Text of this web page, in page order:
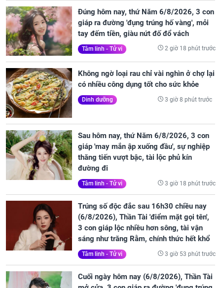
Đúng hôm nay, thứ Năm 6/8/2026, 3 con
giáp ra đường 'đụng trúng hố vàng', mỏi
tay đếm tiền, giàu nứt đố đổ vách
Tâm linh - Tử vi 2 giờ 18 phút trước
Không ngờ loại rau chỉ vài nghìn ở chợ lại
có nhiều công dụng tốt cho sức khỏe
Dinh dưỡng 3 giờ 8 phút trước
Sau hôm nay, thứ Năm 6/8/2026, 3 con
giáp 'may mắn ập xuống đầu', sự nghiệp
thăng tiến vượt bậc, tài lộc phủ kín
đường đi
Tâm linh - Tử vi 3 giờ 18 phút trước
Trúng số độc đắc sau 16h30 chiều nay
(6/8/2026), Thần Tài 'điểm mặt gọi tên',
3 con giáp lộc nhiều hơn sông, tài vận
sáng như trăng Rằm, chính thức hết khổ
Tâm linh - Tử vi 3 giờ 53 phút trước
Cuối ngày hôm nay (6/8/2026), Thần Tài